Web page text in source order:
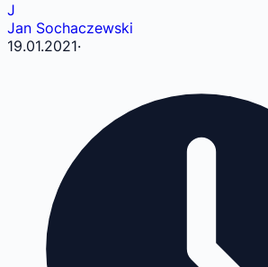
J
Jan Sochaczewski
19.01.2021·